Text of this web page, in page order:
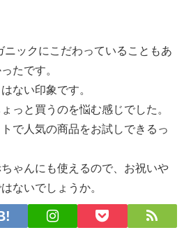
ックにこだわっていることもあ
たです。
ない印象です。
っと買うのを悩む感じでした。
で人気の商品をお試しできるっ
ゃんにも使えるので、お祝いや
ないでしょうか。